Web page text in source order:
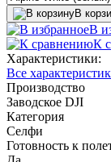
В
В
К
Характеристики:
Все
Производство
Заводское DJI
Категория
Селфи
Готовность к